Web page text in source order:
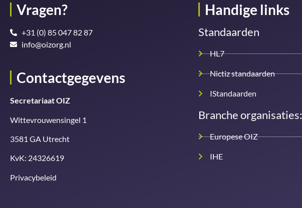
Vragen?
+31 (0) 85 047 82 87
info@oizorg.nl
Contactgegevens
Secretariaat OIZ
Wittevrouwensingel 1
3581 GA Utrecht
KvK: 24326619
Privacybeleid
Handige links
Standaarden
HL7
Nictiz standaarden
IStandaarden
Branche organisaties:
Europese OIZ
IHE